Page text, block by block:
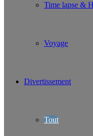
Time lapse &
Voyage
Divertissement
Tout